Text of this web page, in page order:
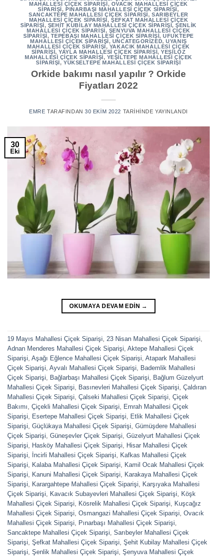
MAHALLESI ÇIÇEK SIPARIŞI, OVACIK MAHALLESI ÇIÇEK
SIPARIŞI, PINARBAŞI MAHALLESI ÇIÇEK SIPARIŞI,
SANCAKTEPE MAHALLESI ÇIÇEK SIPARIŞI,SARIBEYLER
MAHALLESI ÇIÇEK SIPARIŞI,ŞEFKAT MAHALLESI ÇIÇEK
SIPARIŞI, ŞEHIT KUBILAY MAHALLESI ÇIÇEK SIPARIŞI,ŞENLIK
MAHALLESI ÇIÇEK SIPARIŞI, ŞENYUVA MAHALLESI ÇIÇEK
SIPARIŞI, TEPEBAŞI MAHALLESI ÇIÇEK SIPARIŞI,UFUKTEPE
MAHALLESI ÇIÇEK SIPARIŞI, UNCATEGORIZED,UYANIŞ
MAHALLESI ÇIÇEK SIPARIŞI, YAKACIK MAHALLESI ÇIÇEK
SIPARIŞI,YAYLA MAHALLESI ÇIÇEK SIPARIŞI,YEŞILÖZ
MAHALLESI ÇIÇEK SIPARIŞI, YEŞILTEPE MAHALLESI ÇIÇEK
SIPARIŞI, YÜKSELTEPE MAHALLESI ÇIÇEK SIPARIŞI
Orkide bakımı nasıl yapılır ? Orkide
Fiyatları 2022
EMRE TARAFINDAN 30 EKIM 2022 TARIHINDE YAYINLANDI
30
Eki
OKUMAYA DEVAM EDIN →
19 Mayıs Mahallesi Çiçek Siparişi 23 Nisan Mahallesi Çiçek Siparişi
Adnan Menderes Mahallesi Çiçek Siparişi Aktepe Mahallesi Çiçek
Siparişi Aşağı Eğlence Mahallesi Çiçek Siparişi Atapark Mahallesi
Çiçek Siparişi Ayvalı Mahallesi Çiçek Siparişi
Bademlik Mahallesi
Çiçek Siparişi
Bağlarbaşı Mahallesi Çiçek Siparişi
Bağlum Güzelyurt
Mahallesi Çiçek Siparişi
Basınevleri Mahallesi Çiçek Siparişi Çaldıran
Mahallesi Çiçek Siparişi Çalseki Mahallesi Çiçek Siparişi Çiçek
Bakımı Çiçekli Mahallesi Çiçek Siparişi
Emrah Mahallesi Çiçek
Siparişi
Esertepe Mahallesi Çiçek Siparişi
Etlik Mahallesi Çiçek
Siparişi Güçlükaya Mahallesi Çiçek Siparişi Gümüşdere Mahallesi
Çiçek Siparişi Güneşevler Çiçek Siparişi Güzelyurt Mahallesi Çiçek
Siparişi
Hasköy Mahallesi Çiçek Siparişi
Hisar Mahallesi Çiçek
Siparişi
İncirli Mahallesi Çiçek Siparişi
Kafkas Mahallesi Çiçek
Siparişi
Kalaba Mahallesi Çiçek Siparişi
Kamil Ocak Mahallesi Çiçek
Siparişi
Kanuni Mahallesi Çiçek Siparişi
Karakaya Mahallesi Çiçek
Siparişi
Karargahtepe Mahallesi Çiçek Siparişi
Karşıyaka Mahallesi
Çiçek Siparişi
Kavacık Subayevleri Mahallesi Çiçek Siparişi
Köşk
Mahallesi Çiçek Siparişi
Kösrelik Mahallesi Çiçek Siparişi
Kuşcağız
Mahallesi Çiçek Siparişi Osmangazi Mahallesi Çiçek Siparişi Ovacık
Mahallesi Çiçek Siparişi
Pınarbaşı Mahallesi Çiçek Siparişi
Sancaktepe Mahallesi Çiçek Siparişi Sarıbeyler Mahallesi Çiçek
Siparişi Şefkat Mahallesi Çiçek Siparişi Şehit Kubilay Mahallesi Çiçek
Siparişi Şenlik Mahallesi Çiçek Siparişi Şenyuva Mahallesi Çiçek